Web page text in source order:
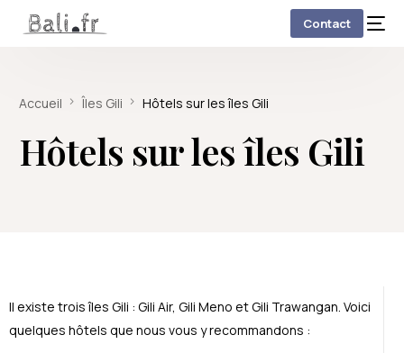
Contact
Accueil Îles Gili Hôtels sur les îles Gili
Hôtels sur les îles Gili
Il existe trois îles Gili : Gili Air, Gili Meno et Gili Trawangan. Voici
quelques hôtels que nous vous y recommandons :